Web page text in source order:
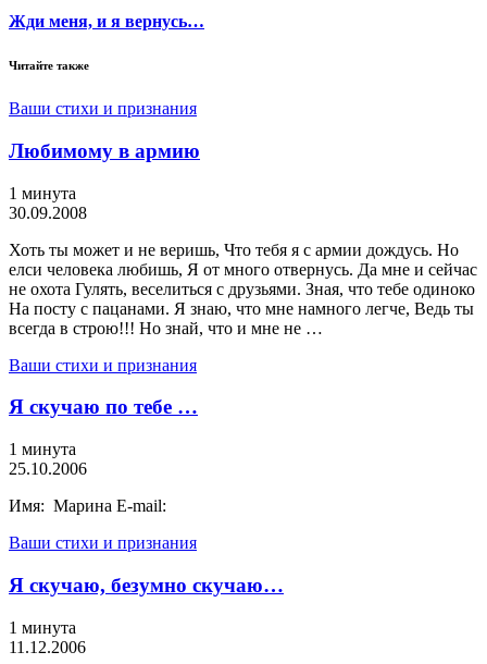
Жди меня, и я вернусь…
Читайте также
Ваши стихи и признания
Любимому в армию
1 минута
30.09.2008
Хоть ты может и не веришь, Что тебя я с армии дождусь. Но
елси человека любишь, Я от много отвернусь. Да мне и сейчас
не охота Гулять, веселиться с друзьями. Зная, что тебе одиноко
На посту с пацанами. Я знаю, что мне намного легче, Ведь ты
всегда в строю!!! Но знай, что и мне не …
Ваши стихи и признания
Я скучаю по тебе …
1 минута
25.10.2006
Имя: Марина E-mail:
Ваши стихи и признания
Я скучаю, безумно скучаю…
1 минута
11.12.2006